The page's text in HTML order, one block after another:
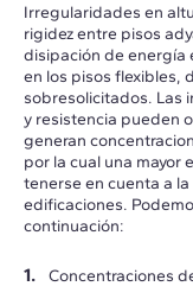
Irregularidades en
rigidez entre pisos
disipación de energía
en los pisos flexibles,
sobresolicitados. Las
y resistencia pueden
generan
por la cual una mayor
tenerse en cuenta a
edificaciones.
continuación:
Concentraciones